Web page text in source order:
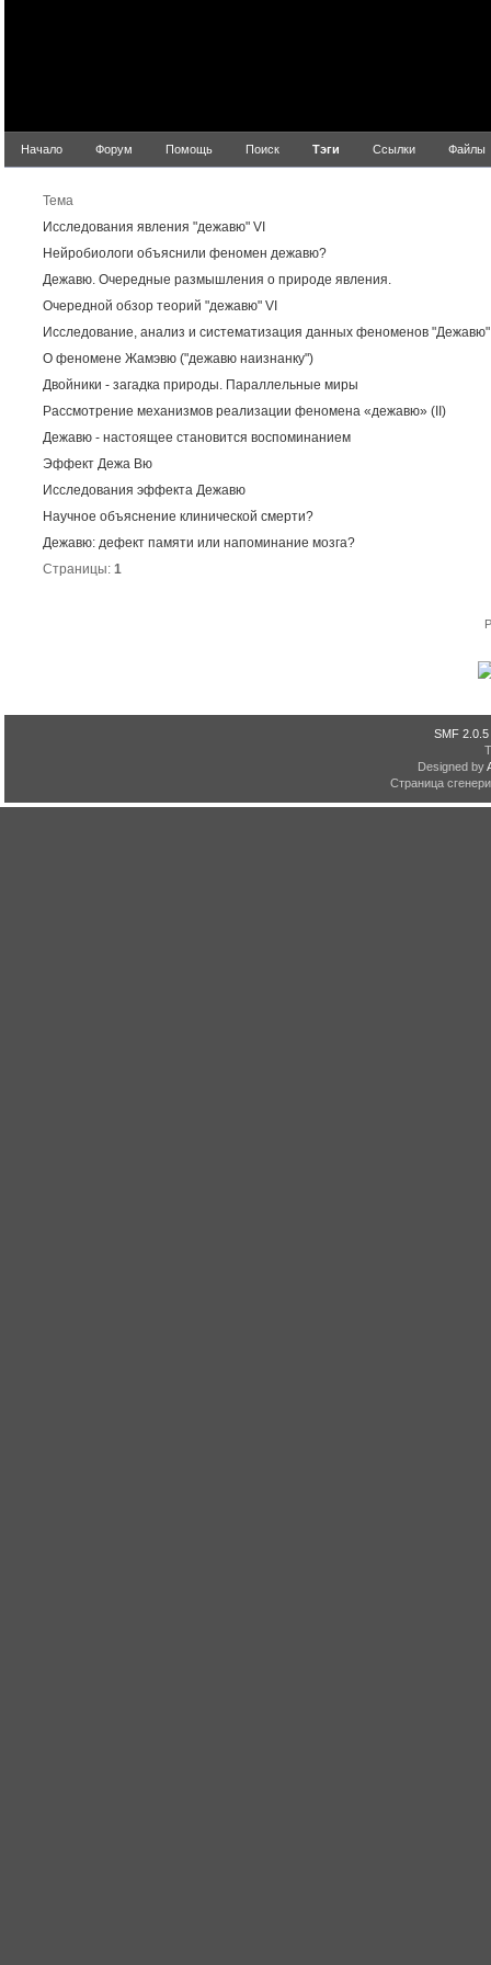
Начало Форум Помощь Поиск Тэги Ссылки Файлы
Тема
Исследования явления "дежавю" VI
Нейробиологи объяснили феномен дежавю?
Дежавю. Очередные размышления о природе явления.
Очередной обзор теорий "дежавю" VI
Исследование, анализ и систематизация данных феноменов "Дежавю"
О феномене Жамэвю ("дежавю наизнанку")
Двойники - загадка природы. Параллельные миры
Рассмотрение механизмов реализации феномена «дежавю» (II)
Дежавю - настоящее становится воспоминанием
Эффект Дежа Вю
Исследования эффекта Дежавю
Научное объяснение клинической смерти?
Дежавю: дефект памяти или напоминание мозга?
Страницы: 1
SMF 2.0.5
Designed by
Страница